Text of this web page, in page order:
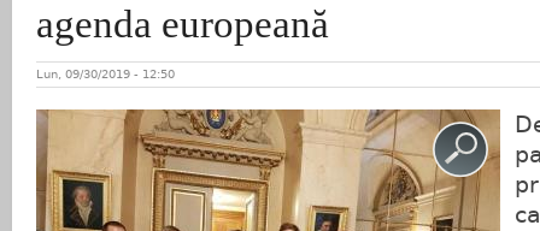
agenda europeană
Lun, 09/30/2019 - 12:50